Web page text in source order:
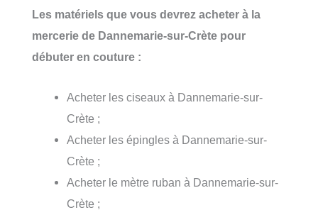
Les matériels que vous devrez acheter à la
mercerie de Dannemarie-sur-Crète pour
débuter en couture :
Acheter les ciseaux à Dannemarie-sur-
Crète ;
Acheter les épingles à Dannemarie-sur-
Crète ;
Acheter le mètre ruban à Dannemarie-sur-
Crète ;